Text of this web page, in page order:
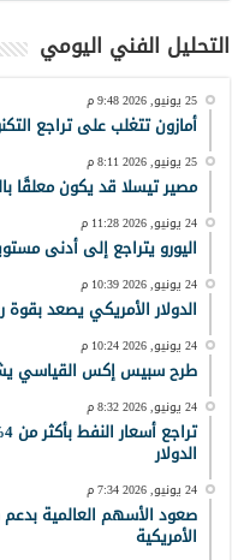
التحليل الفني اليومي
25 يونيو, 2026 9:48 م
أمازون تتغلب على تراجع
25 يونيو, 2026 8:11 م
مصير تيسلا قد يكون معلقًا
24 يونيو, 2026 11:28 م
اليورو يتراجع إلى أدنى
24 يونيو, 2026 10:39 م
الدولار الأمريكي يصعد بقوة
24 يونيو, 2026 10:24 م
طرح سبيس إكس القياسي
24 يونيو, 2026 8:32 م
الدولار
24 يونيو, 2026 7:34 م
صعود الأسهم العالمية
الأمريكية